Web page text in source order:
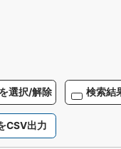
選択/解除 検索結
CSV出力